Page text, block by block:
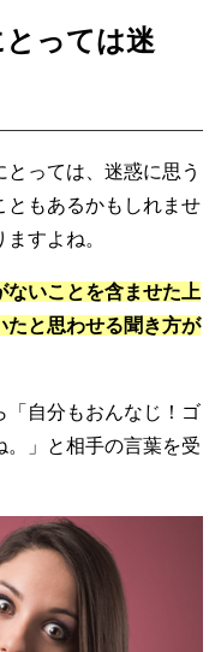
っては迷
っては、迷惑に思う
ともあるかもしれませ
すよね。
いことを含ませた上
たと思わせる聞き方が
「自分もおんなじ！ゴ
。」と相手の言葉を受